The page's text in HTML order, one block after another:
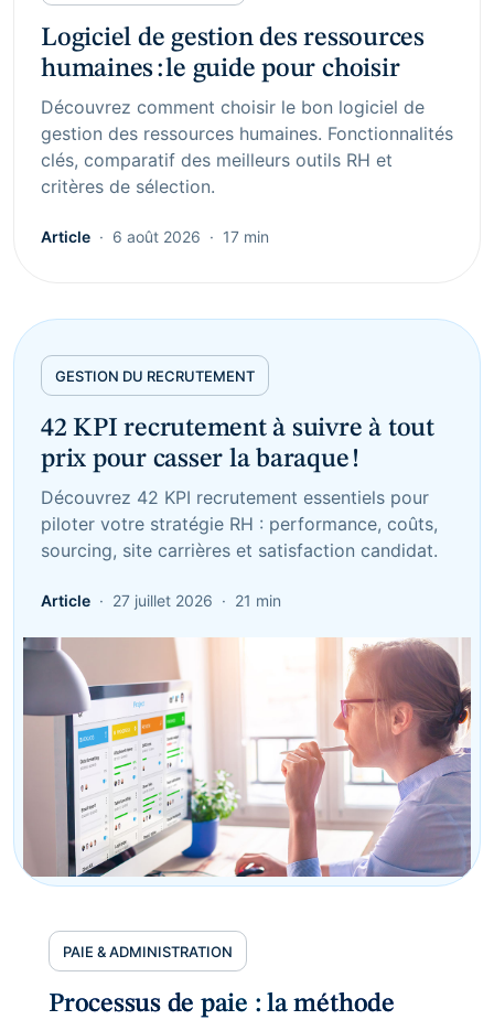
Logiciel de gestion des ressources
humaines : le guide pour choisir
Découvrez comment choisir le bon logiciel de
gestion des ressources humaines. Fonctionnalités
clés, comparatif des meilleurs outils RH et
critères de sélection.
Article 6 août 2026 17 min
GESTION DU RECRUTEMENT
42 KPI recrutement à suivre à tout
prix pour casser la baraque !
Découvrez 42 KPI recrutement essentiels pour
piloter votre stratégie RH : performance, coûts,
sourcing, site carrières et satisfaction candidat.
Article 27 juillet 2026 21 min
PAIE & ADMINISTRATION
Processus de paie : la méthode